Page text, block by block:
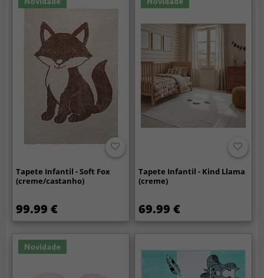
Tapete Infantil - Soft Fox
(creme/castanho)
99.99 €
Tapete Infantil - Kind Llama
(creme)
69.99 €
Novidade